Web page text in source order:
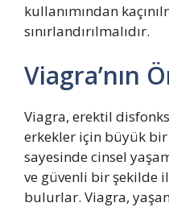
kullanımından
sınırlandırılmalıdır.
Viagra’nın
Viagra, erektil
erkekler için büyük
sayesinde cinsel
ve güvenli bir şekilde
bulurlar. Viagra,